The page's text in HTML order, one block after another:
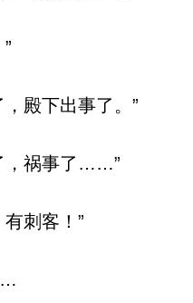
殿下出事了。”
，祸事了……”
刺客！”